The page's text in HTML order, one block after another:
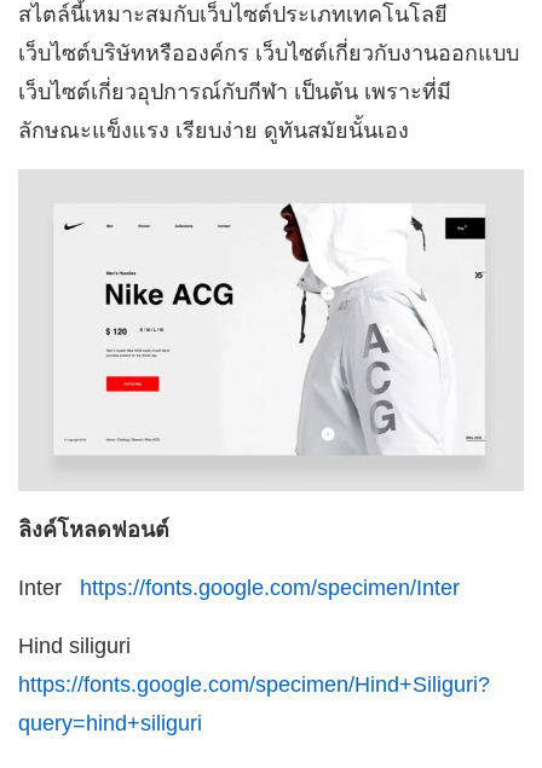
สไตล์นี้เหมาะสมกับเว็บไซต์ประเภทเทคโนโลยี
เว็บไซต์บริษัทหรือองค์กร เว็บไซต์เกี่ยวกับงานออกแบบ
เว็บไซต์เกี่ยวอุปการณ์กับกีฬา เป็นต้น เพราะที่มี
ลักษณะแข็งแรง เรียบง่าย ดูทันสมัยนั้นเอง
ลิงค์โหลดฟอนต์
Inter https://fonts.google.com/specimen/Inter
Hind siliguri
https://fonts.google.com/specimen/Hind+Siliguri?
query=hind+siliguri